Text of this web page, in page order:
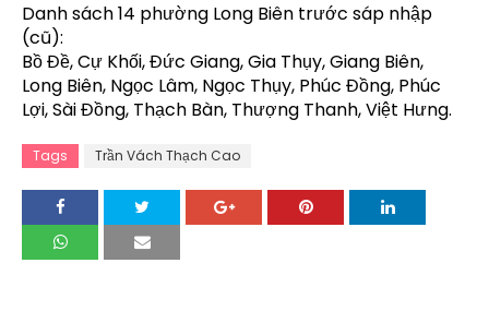
Danh sách 14 phường Long Biên trước sáp nhập
(cũ):
Bồ Đề, Cự Khối, Đức Giang, Gia Thụy, Giang Biên,
Long Biên, Ngọc Lâm, Ngọc Thụy, Phúc Đồng, Phúc
Lợi, Sài Đồng, Thạch Bàn, Thượng Thanh, Việt Hưng.
Tags Trần Vách Thạch Cao